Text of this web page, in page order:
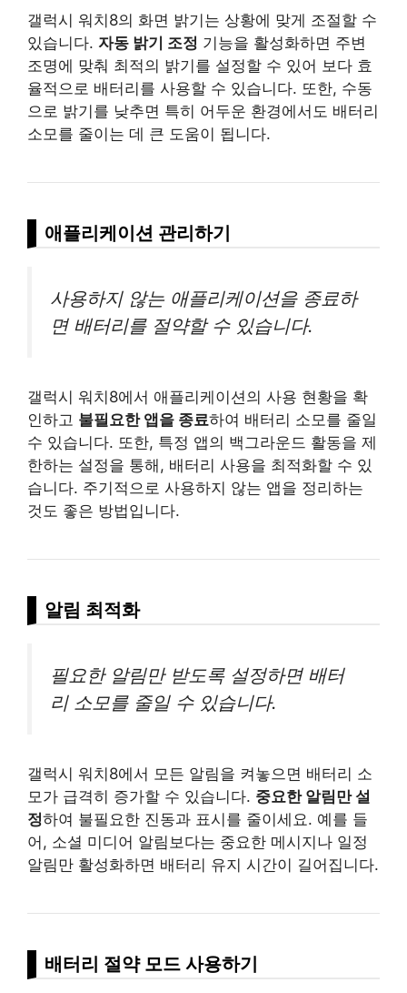
갤럭시 워치8의 화면 밝기는 상황에 맞게 조절할 수
있습니다. 자동 밝기 조정 기능을 활성화하면 주변
조명에 맞춰 최적의 밝기를 설정할 수 있어 보다 효
율적으로 배터리를 사용할 수 있습니다. 또한, 수동
으로 밝기를 낮추면 특히 어두운 환경에서도 배터리
소모를 줄이는 데 큰 도움이 됩니다.
애플리케이션 관리하기
사용하지 않는 애플리케이션을 종료하
면 배터리를 절약할 수 있습니다.
갤럭시 워치8에서 애플리케이션의 사용 현황을 확
인하고 불필요한 앱을 종료하여 배터리 소모를 줄일
수 있습니다. 또한, 특정 앱의 백그라운드 활동을 제
한하는 설정을 통해, 배터리 사용을 최적화할 수 있
습니다. 주기적으로 사용하지 않는 앱을 정리하는
것도 좋은 방법입니다.
알림 최적화
필요한 알림만 받도록 설정하면 배터
리 소모를 줄일 수 있습니다.
갤럭시 워치8에서 모든 알림을 켜놓으면 배터리 소
모가 급격히 증가할 수 있습니다. 중요한 알림만 설
정하여 불필요한 진동과 표시를 줄이세요. 예를 들
어, 소셜 미디어 알림보다는 중요한 메시지나 일정
알림만 활성화하면 배터리 유지 시간이 길어집니다.
배터리 절약 모드 사용하기